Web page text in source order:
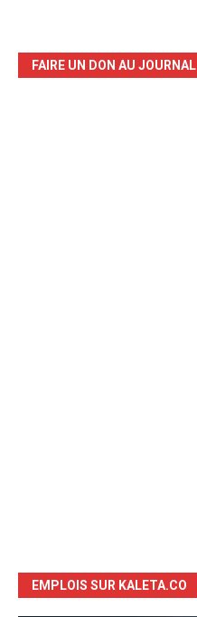
FAIRE UN DON AU JOURNAL
EMPLOIS SUR KALETA.CO